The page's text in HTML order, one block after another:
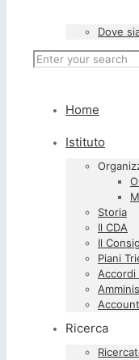
Dove
Home
Istituto
Storia
Il CDA
Il
Piani
Accordi
Ricerca